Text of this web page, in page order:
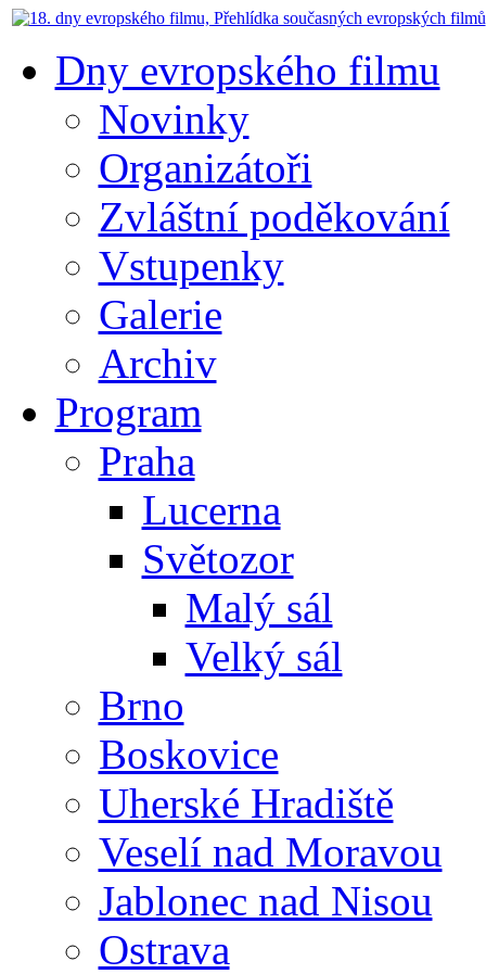
Dny evropského filmu
Novinky
Organizátoři
Zvláštní poděkování
Vstupenky
Galerie
Archiv
Program
Praha
Lucerna
Světozor
Malý sál
Velký sál
Brno
Boskovice
Uherské Hradiště
Veselí nad Moravou
Jablonec nad Nisou
Ostrava